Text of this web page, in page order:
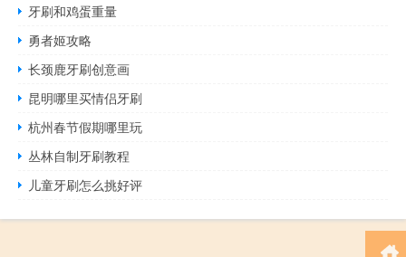
牙刷和鸡蛋重量
勇者姬攻略
长颈鹿牙刷创意画
昆明哪里买情侣牙刷
杭州春节假期哪里玩
丛林自制牙刷教程
儿童牙刷怎么挑好评